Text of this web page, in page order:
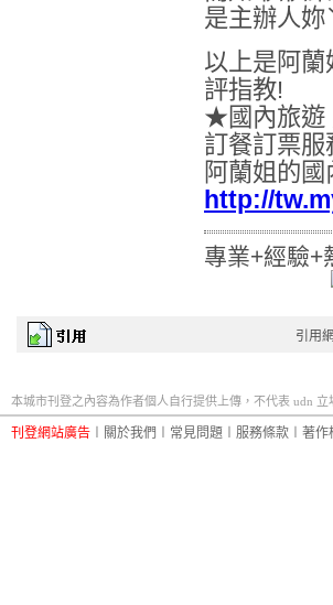
是主辦人妳
以上是阿
評指教!
★國內旅遊
訂餐訂票
阿蘭姐的
http://
專業+經驗+
引用
本城市刊登之內容為作者個人自行提供上傳，不代表 udn 立
刊登網站廣告 關於我們 常見問題 服務條款 著作